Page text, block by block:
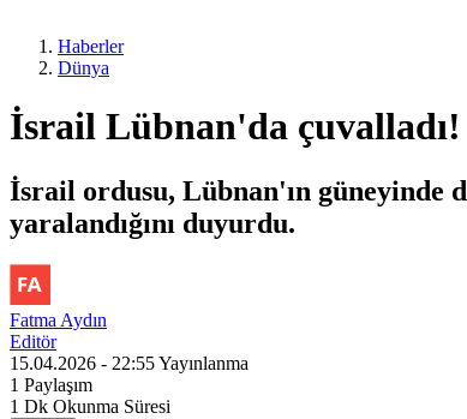
Haberler
Dünya
İsrail Lübnan'da
İsrail ordusu, Lübnan'ın güneyinde
yaralandığını duyurdu.
Fatma Aydın
Editör
15.04.2026 - 22:55Yayınlanma
1 Paylaşım
1 Dk Okunma Süresi